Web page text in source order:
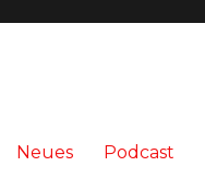
Neues Podcast